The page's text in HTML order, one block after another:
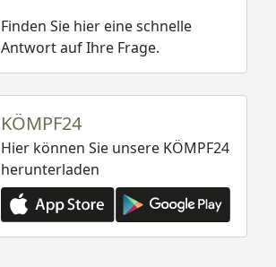
Finden Sie hier eine schnelle
Antwort auf Ihre Frage.
KÖMPF24
Hier können Sie unsere KÖMPF24
herunterladen